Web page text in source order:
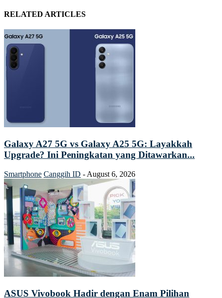
RELATED ARTICLES
Galaxy A27 5G vs Galaxy A25 5G: Layakkah
Upgrade? Ini Peningkatan yang Ditawarkan...
Smartphone Canggih ID - August 6, 2026
ASUS Vivobook Hadir dengan Enam Pilihan